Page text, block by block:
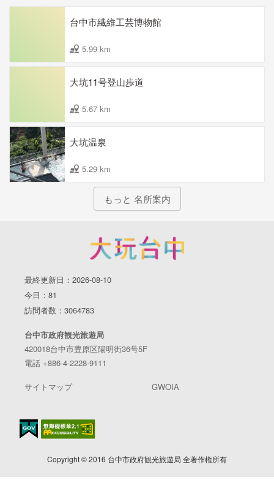
台中市繊維工芸博物館
5.99 km
大坑11号登山歩道
5.67 km
大坑温泉
5.29 km
もっと 名所案内
最終更新日：2026-08-10
今日：81
訪問者数：3064783
台中市政府観光旅遊局
420018台中市豊原区陽明街36号5F
電話 +886-4-2228-9111
サイトマップ GWOIA
Copyright © 2016 台中市政府観光旅遊局 全著作権所有